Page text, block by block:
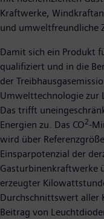
Kraftwerke,
und umweltfreundliche
Damit sich ein Produkt
qualifiziert und in die
der
Umwelttechnologie zur
Das trifft
Energien zu. Das CO2-
wird über
Einsparpotenzial der
Gasturbinenkraftwerke
erzeugter
Durchschnittswert aller
Beitrag von